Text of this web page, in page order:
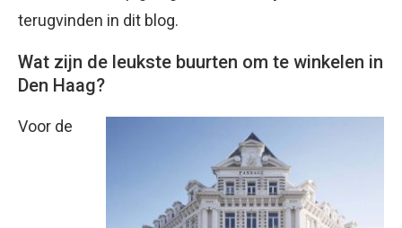
terugvinden in dit blog.
Wat zijn de leukste buurten om te winkelen in
Den Haag?
Voor de